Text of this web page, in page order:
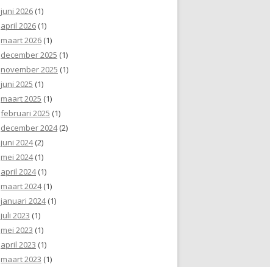
juni 2026 (1)
april 2026 (1)
maart 2026 (1)
december 2025 (1)
november 2025 (1)
juni 2025 (1)
maart 2025 (1)
februari 2025 (1)
december 2024(2)
juni 2024(2)
mei 2024(1)
april 2024(1)
maart 2024(1)
januari 2024(1)
juli 2023 (1)
mei 2023 (1)
april 2023 (1)
maart 2023 (1)